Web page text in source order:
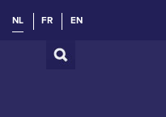
NL FR EN